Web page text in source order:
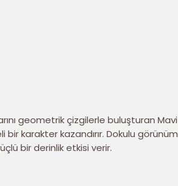
geometrik çizgilerle buluşturan Mavi
karakter kazandırır. Dokulu
bir derinlik etkisi verir.
İskandinav ve sahil evi